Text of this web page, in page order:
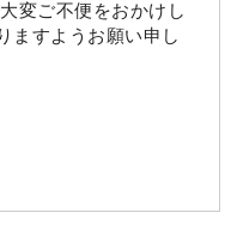
変ご不便をおかけし
ますようお願い申し